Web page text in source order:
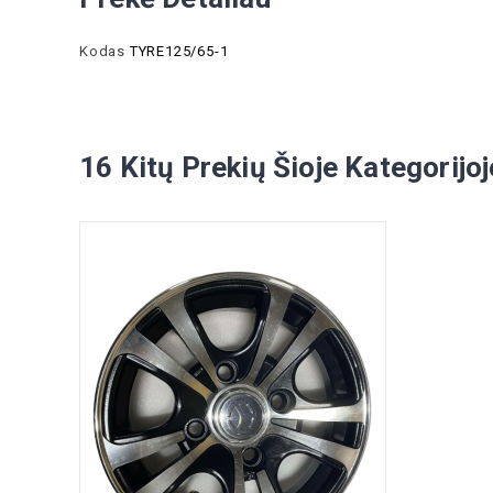
Kodas TYRE125/65-1
16 Kitų Prekių Šioje